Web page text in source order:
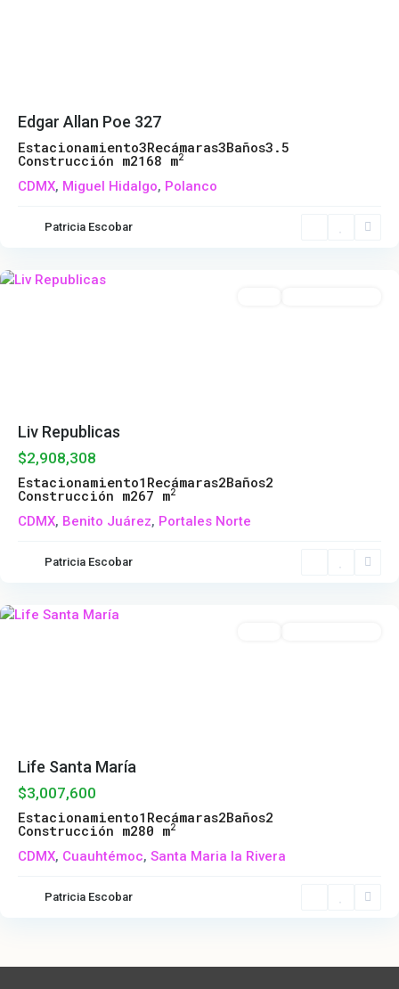
Edgar Allan Poe 327
Estacionamiento3Recámaras3Baños3.5
Construcción m2168 m2
CDMX, Miguel Hidalgo, Polanco
Patricia Escobar
Portales
Benito
Liv Republicas
$2,908,308
Estacionamiento1 Recámaras2Baños2
Construcción m267 m2
CDMX, Benito Juárez, Portales Norte
Patricia Escobar
Santa
Maria
Rivera,
Life Santa María
$3,007,600
Estacionamiento1 Recámaras2Baños2
Construcción m280 m2
CDMX, Cuauhtémoc, Santa Maria la Rivera
Patricia Escobar